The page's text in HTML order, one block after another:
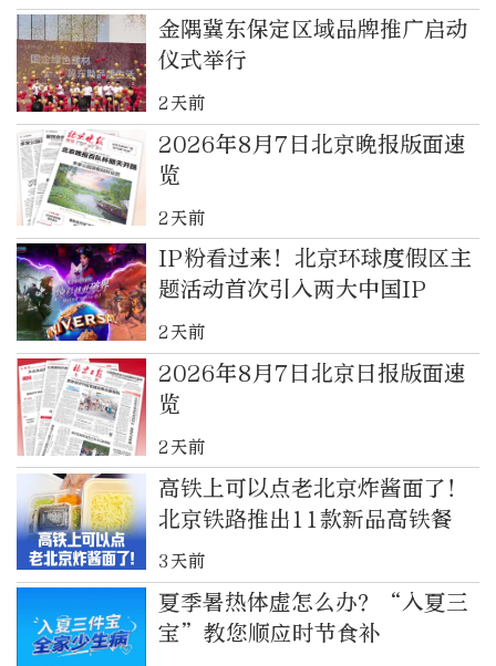
金隅冀东保定区域品牌推广启动
仪式举行
2天前
2026年8月7日北京晚报版面速
览
2天前
IP粉看过来！北京环球度假区主
题活动首次引入两大中国IP
2天前
2026年8月7日北京日报版面速
览
2天前
高铁上可以点老北京炸酱面了！
北京铁路推出11款新品高铁餐
3天前
夏季暑热体虚怎么办？“入夏三
宝”教您顺应时节食补